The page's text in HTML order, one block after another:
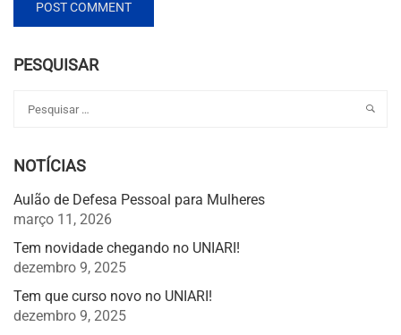
PESQUISAR
NOTÍCIAS
Aulão de Defesa Pessoal para Mulheres
março 11, 2026
Tem novidade chegando no UNIARI!
dezembro 9, 2025
Tem que curso novo no UNIARI!
dezembro 9, 2025